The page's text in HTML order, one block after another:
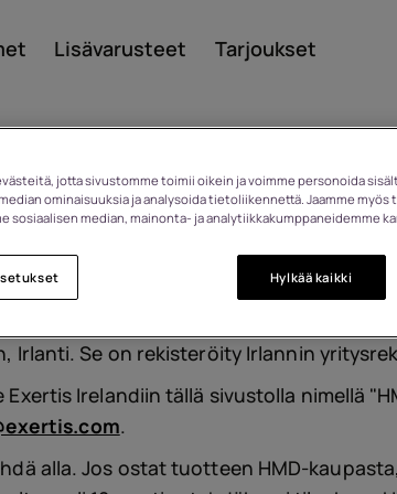
Lisävarusteet Tarjoukset
on rekisteröity Irlannin tasavaltaan.
jakelija. Yritys perustettiin
käsissä. Sen rekisteröity toimipaikka
, Irlanti. Se on rekisteröity Irlannin
Irelandiin tällä sivustolla nimellä
.
alla. Jos ostat tuotteen HMD-
jotta sivustomme toimii oikein ja voimme personoida
ominaisuuksia ja analysoida tietoliikennettä. Jaamme
sosiaalisen median, mainonta- ja analytiikkakumppaneidemme
Hylkää kaikki